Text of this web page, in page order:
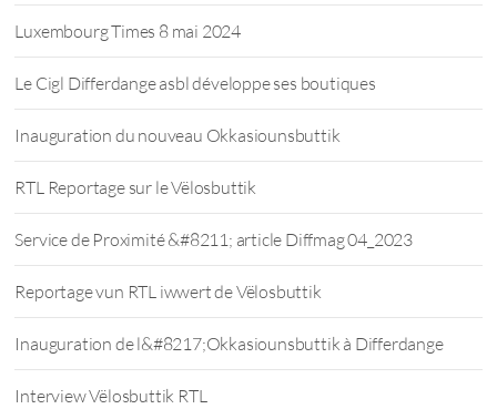
Luxembourg Times 8 mai 2024
Le Cigl Differdange asbl développe ses boutiques
Inauguration du nouveau Okkasiounsbuttik
RTL Reportage sur le Vëlosbuttik
Service de Proximité &#8211; article Diffmag 04_2023
Reportage vun RTL iwwert de Vëlosbuttik
Inauguration de l&#8217;Okkasiounsbuttik à Differdange
Interview Vëlosbuttik RTL